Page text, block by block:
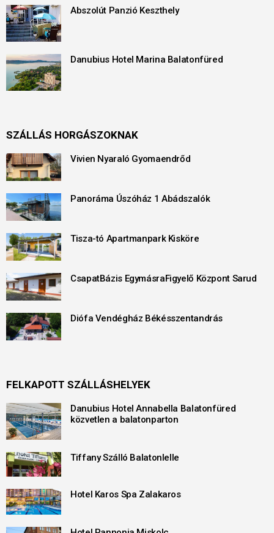
Abszolút Panzió Keszthely
Danubius Hotel Marina Balatonfüred
SZÁLLÁS HORGÁSZOKNAK
Vivien Nyaraló Gyomaendrőd
Panoráma Úszóház 1 Abádszalók
Tisza-tó Apartmanpark Kisköre
CsapatBázis EgymásraFigyelő Központ Sarud
Diófa Vendégház Békésszentandrás
FELKAPOTT SZÁLLÁSHELYEK
Danubius Hotel Annabella Balatonfüred
közvetlen a balatonparton
Tiffany Szálló Balatonlelle
Hotel Karos Spa Zalakaros